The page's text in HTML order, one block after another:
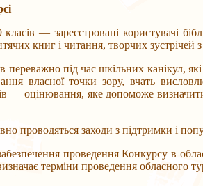
зареєстровані користувачі
книг і читання, творчих зустрічей
під час шкільних канікул, які
власної точки зору, вчать
— оцінювання, яке допоможе
заходи з підтримки і
проведення Конкурсу в
терміни проведення обласного